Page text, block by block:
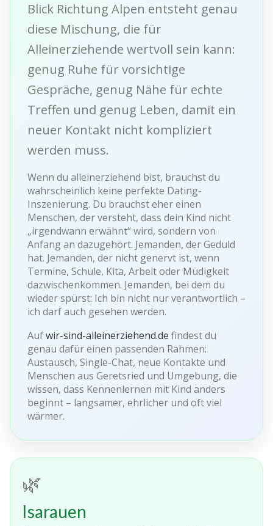
Blick Richtung Alpen entsteht genau
diese Mischung, die für
Alleinerziehende wertvoll sein kann:
genug Ruhe für vorsichtige
Gespräche, genug Nähe für echte
Treffen und genug Leben, damit ein
neuer Kontakt nicht kompliziert
werden muss.
Wenn du alleinerziehend bist, brauchst du
wahrscheinlich keine perfekte Dating-
Inszenierung. Du brauchst eher einen
Menschen, der versteht, dass dein Kind nicht
„irgendwann erwähnt“ wird, sondern von
Anfang an dazugehört. Jemanden, der Geduld
hat. Jemanden, der nicht genervt ist, wenn
Termine, Schule, Kita, Arbeit oder Müdigkeit
dazwischenkommen. Jemanden, bei dem du
wieder spürst: Ich bin nicht nur verantwortlich –
ich darf auch gesehen werden.
Aufwir-sind-alleinerziehend.de findest du
genau dafür einen passenden Rahmen:
Austausch, Single-Chat, neue Kontakte und
Menschen aus Geretsried und Umgebung, die
wissen, dass Kennenlernen mit Kind anders
beginnt – langsamer, ehrlicher und oft viel
wärmer.
🌿
Isarauen